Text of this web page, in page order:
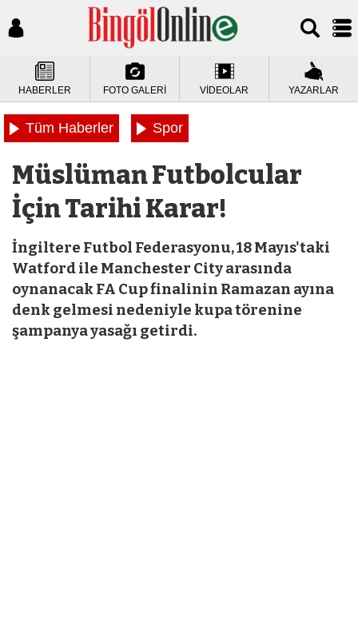
HABERLER FOTO GALERİ VİDEOLAR YAZARLAR
Tüm Haberler Spor
Müslüman Futbolcular
İçin Tarihi Karar!
İngiltere Futbol Federasyonu, 18 Mayıs'taki
Watford ile Manchester City arasında
oynanacak FA Cup finalinin Ramazan ayına
denk gelmesi nedeniyle kupa törenine
şampanya yasağı getirdi.